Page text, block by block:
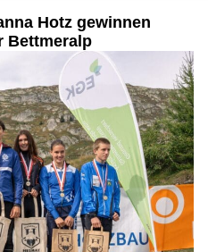
Hotz gewinnen
Bettmeralp